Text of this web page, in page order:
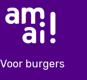
Voor burgers